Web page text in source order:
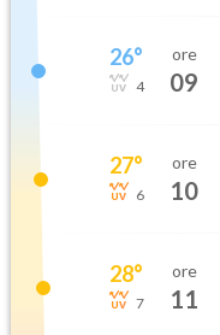
26°
4
ore
09
27°
6
ore
10
28°
7
ore
11